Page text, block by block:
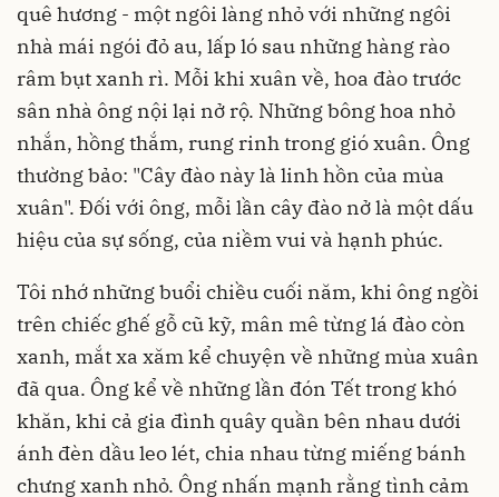
quê hương - một ngôi làng nhỏ với những ngôi
nhà mái ngói đỏ au, lấp ló sau những hàng rào
râm bụt xanh rì. Mỗi khi xuân về, hoa đào trước
sân nhà ông nội lại nở rộ. Những bông hoa nhỏ
nhắn, hồng thắm, rung rinh trong gió xuân. Ông
thường bảo: "Cây đào này là linh hồn của mùa
xuân". Đối với ông, mỗi lần cây đào nở là một dấu
hiệu của sự sống, của niềm vui và hạnh phúc.
Tôi nhớ những buổi chiều cuối năm, khi ông ngồi
trên chiếc ghế gỗ cũ kỹ, mân mê từng lá đào còn
xanh, mắt xa xăm kể chuyện về những mùa xuân
đã qua. Ông kể về những lần đón Tết trong khó
khăn, khi cả gia đình quây quần bên nhau dưới
ánh đèn dầu leo lét, chia nhau từng miếng bánh
chưng xanh nhỏ. Ông nhấn mạnh rằng tình cảm